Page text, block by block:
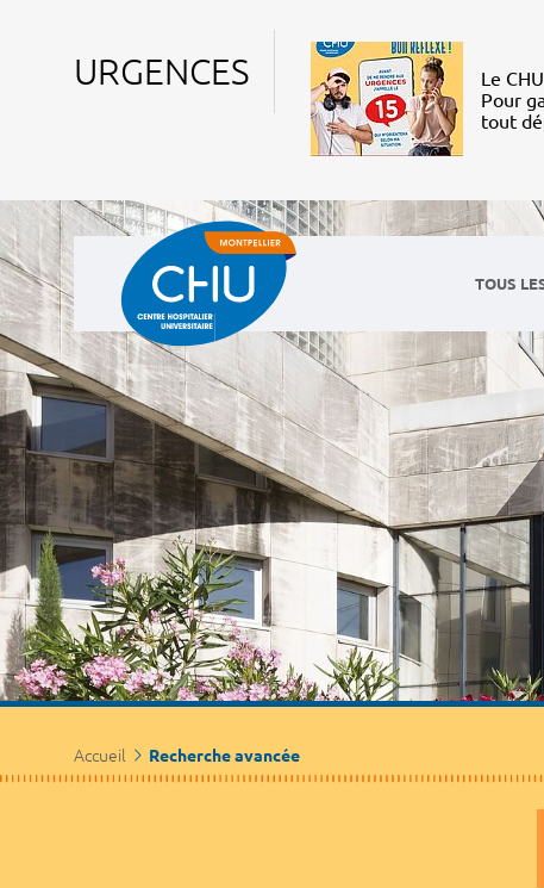
URGENCES
Le
Pour
tout
TOUS
Accueil Recherche avancée